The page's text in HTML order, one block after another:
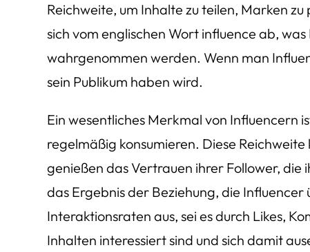
Reichweite, um Inhalte zu teilen, Marken
sich vom englischen Wort influence ab, was
wahrgenommen werden. Wenn man
sein Publikum haben wird.
Ein wesentliches Merkmal von Influencern
regelmäßig konsumieren. Diese
genießen das Vertrauen ihrer Follower,
das Ergebnis der Beziehung, die
Interaktionsraten aus, sei es durch Likes,
Inhalten interessiert sind und sich damit